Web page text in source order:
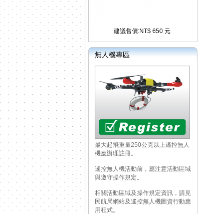
建議售價:NT$ 650 元
無人機專區
最大起飛重量250公克以上遙控無人
機應辦理註冊。
遙控無人機活動前，應注意活動區域
與遵守操作規定。
相關活動區域及操作規定資訊，請見
民航局網站及遙控無人機圖資行動應
用程式。